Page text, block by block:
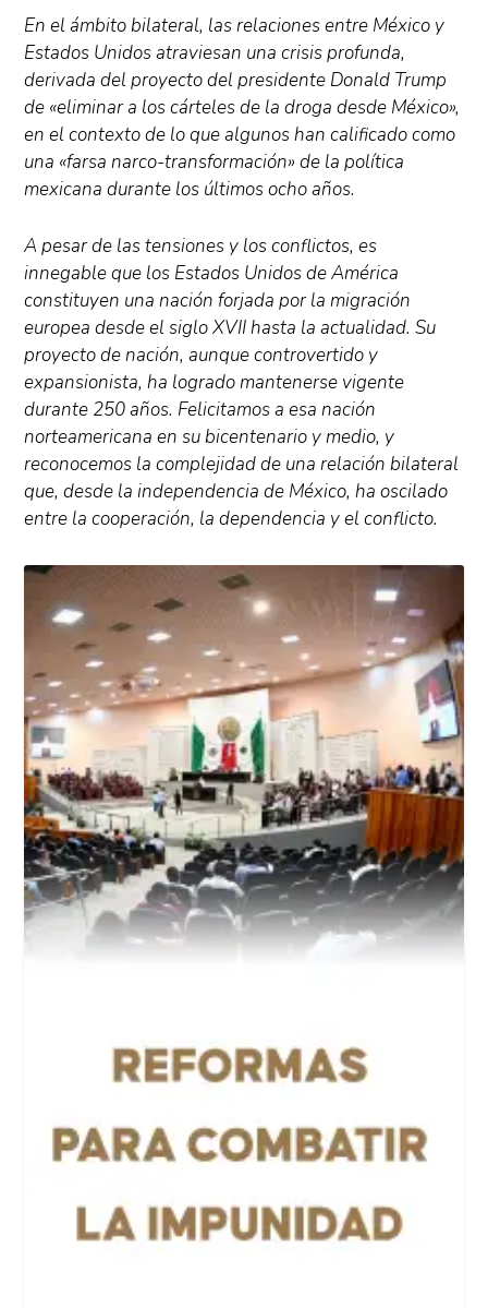
En el ámbito bilateral, las relaciones entre México y
Estados Unidos atraviesan una crisis profunda,
derivada del proyecto del presidente Donald Trump
de «eliminar a los cárteles de la droga desde México»,
en el contexto de lo que algunos han calificado como
una «farsa narco-transformación» de la política
mexicana durante los últimos ocho años.
A pesar de las tensiones y los conflictos, es
innegable que los Estados Unidos de América
constituyen una nación forjada por la migración
europea desde el siglo XVII hasta la actualidad. Su
proyecto de nación, aunque controvertido y
expansionista, ha logrado mantenerse vigente
durante 250 años. Felicitamos a esa nación
norteamericana en su bicentenario y medio, y
reconocemos la complejidad de una relación bilateral
que, desde la independencia de México, ha oscilado
entre la cooperación, la dependencia y el conflicto.